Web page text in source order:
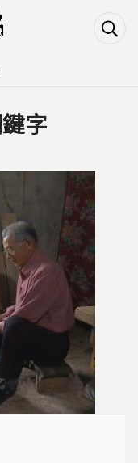
字